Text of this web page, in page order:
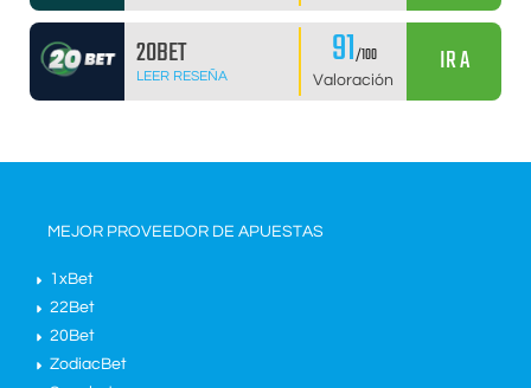
20BET
LEER RESEÑA 91/100
Valoración
IR A
MEJOR PROVEEDOR DE APUESTAS
1xBet
22Bet
20Bet
ZodiacBet